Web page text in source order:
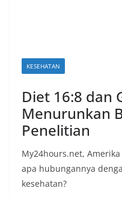
KESEHATAN
Diet 16:8 dan
Menurunkan
Penelitian
My24hours.net,
apa hubungannya
kesehatan?